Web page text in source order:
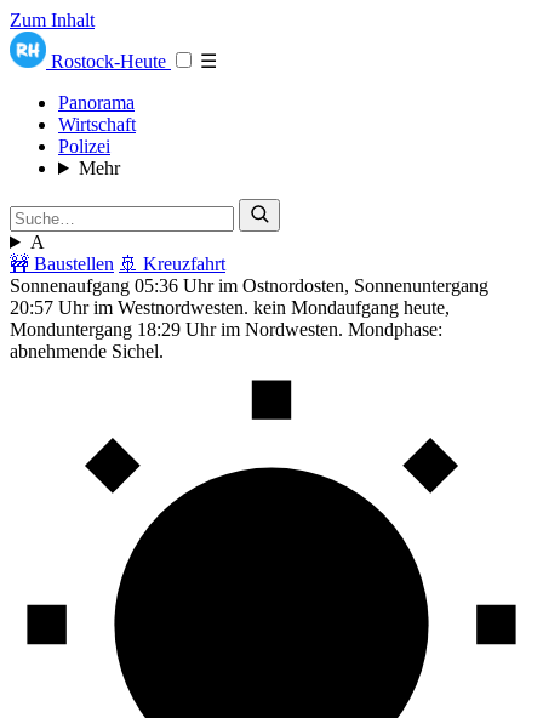
Zum Inhalt
Rostock-Heute
☰
Panorama
Wirtschaft
Polizei
Mehr
A
🚧 Baustellen 🚢 Kreuzfahrt
Sonnenaufgang 05:36 Uhr im Ostnordosten, Sonnenuntergang
20:57 Uhr im Westnordwesten. kein Mondaufgang heute,
Monduntergang 18:29 Uhr im Nordwesten. Mondphase:
abnehmende Sichel.